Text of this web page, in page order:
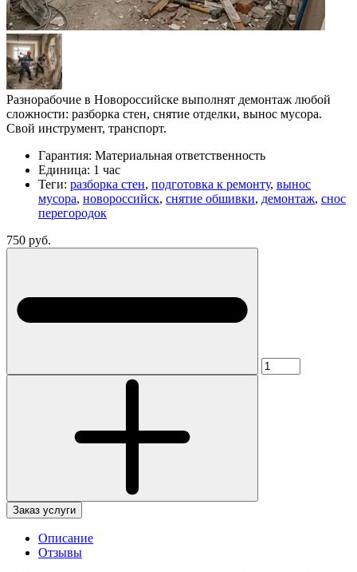
Разнорабочие в Новороссийске выполнят демонтаж любой
сложности: разборка стен, снятие отделки, вынос мусора.
Свой инструмент, транспорт.
Гарантия: Материальная ответственность
Единица: 1 час
Теги: разборка стен, подготовка к ремонту, вынос
мусора, новороссийск, снятие обшивки, демонтаж, снос
перегородок
750 руб.
Заказ услуги
Описание
Отзывы